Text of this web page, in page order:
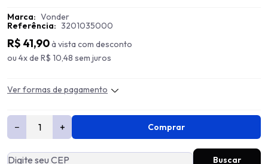
Marca: Vonder
Referência: 3201035000
R$ 41,90à vista com desconto
ou 4x de R$ 10,48 sem juros
Ver formas de pagamento
− + Comprar